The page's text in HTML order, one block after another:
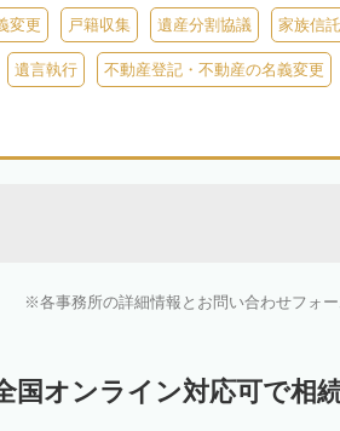
変更 戸籍収集 遺産分割協議 家族信託
遺言執行 不動産登記・不動産の名義変更
各事務所の詳細情報とお問い合わせフォ
国オンライン対応可で相